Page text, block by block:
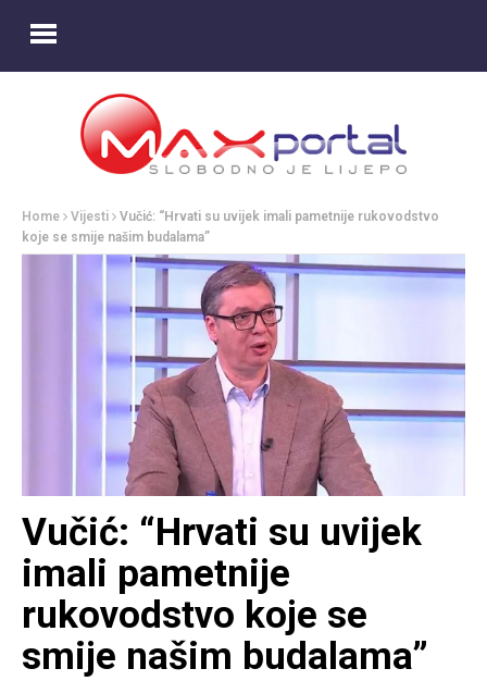
Home Vijesti
Vučić: “Hrvati su uvijek imali pametnije rukovodstvo
koje se smije našim budalama”
Vučić: “Hrvati su uvijek
imali pametnije
rukovodstvo koje se
smije našim budalama”